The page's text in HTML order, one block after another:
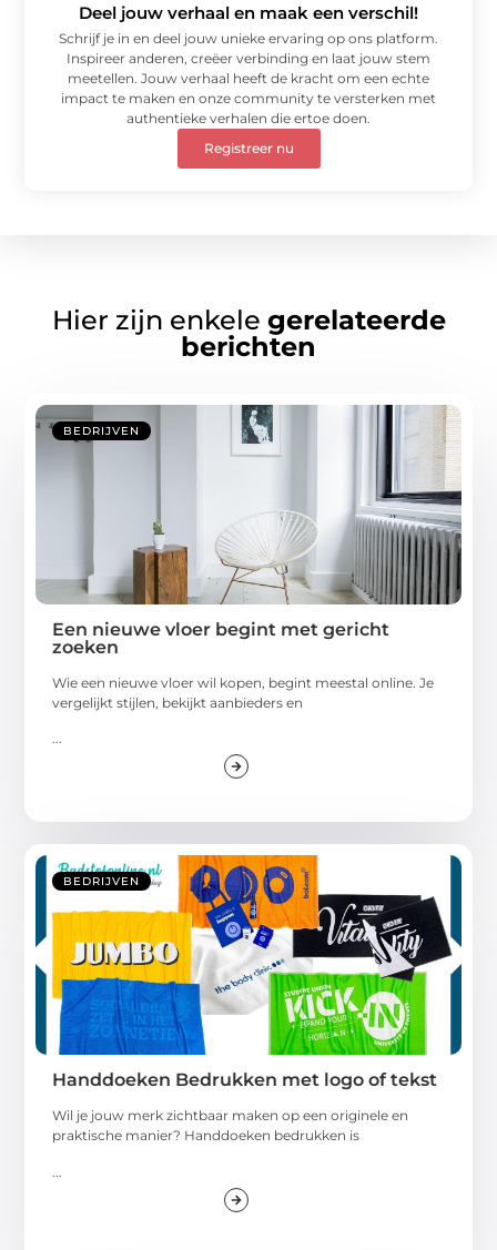
Deel jouw verhaal en maak een verschil!
Schrijf je in en deel jouw unieke ervaring op ons platform.
Inspireer anderen, creëer verbinding en laat jouw stem
meetellen. Jouw verhaal heeft de kracht om een echte
impact te maken en onze community te versterken met
authentieke verhalen die ertoe doen.
Registreer nu
Hier zijn enkele gerelateerde
berichten
BEDRIJVEN
Een nieuwe vloer begint met gericht
zoeken
Wie een nieuwe vloer wil kopen, begint meestal online. Je
vergelijkt stijlen, bekijkt aanbieders en
...
BEDRIJVEN
Handdoeken Bedrukken met logo of tekst
Wil je jouw merk zichtbaar maken op een originele en
praktische manier? Handdoeken bedrukken is